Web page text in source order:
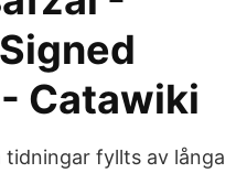
Catawiki
fyllts av långa